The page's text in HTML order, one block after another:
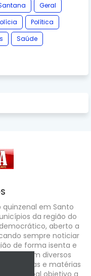
Geral
Política
Saúde
em Santo
da região do
aberto a
sempre noticiar
de forma isenta e
em diversos
temáticas e matérias
principal objetivo a